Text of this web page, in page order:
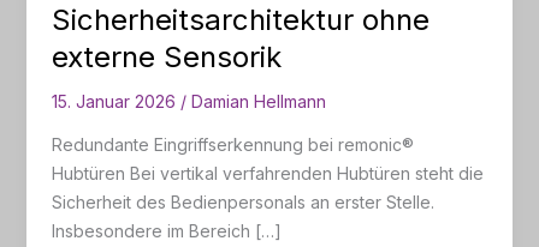
Sicherheitsarchitektur ohne
externe Sensorik
15. Januar 2026 / Damian Hellmann
Redundante Eingriffserkennung bei remonic®
Hubtüren Bei vertikal verfahrenden Hubtüren steht die
Sicherheit des Bedienpersonals an erster Stelle.
Insbesondere im Bereich […]